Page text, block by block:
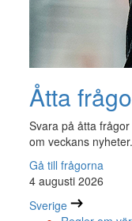
Åtta
Svara på åtta frågor
om veckans nyheter.
Gå till frågorna
4 augusti 2026
Sverige